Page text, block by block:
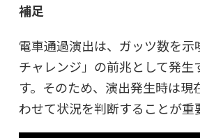
補足
電車通過演出は、ガッツ数を示
チャレンジ」の前兆として発生
す。そのため、演出発生時は現
わせて状況を判断することが重